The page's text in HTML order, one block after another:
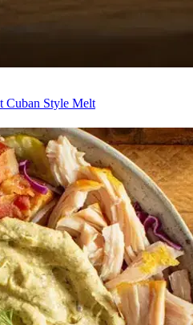
Cuban Style Melt